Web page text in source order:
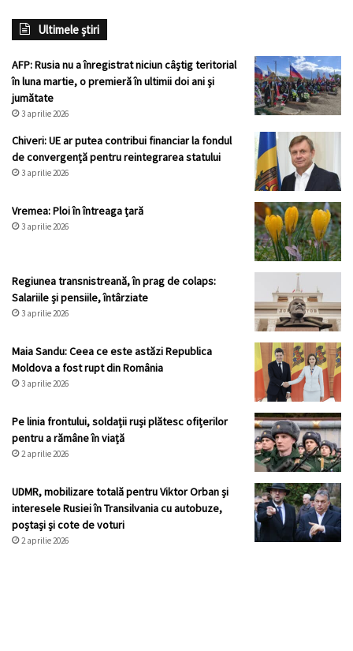
Ultimele știri
AFP: Rusia nu a înregistrat niciun câştig teritorial
în luna martie, o premieră în ultimii doi ani şi
jumătate
3 aprilie 2026
Chiveri: UE ar putea contribui financiar la fondul
de convergență pentru reintegrarea statului
3 aprilie 2026
Vremea: Ploi în întreaga țară
3 aprilie 2026
Regiunea transnistreană, în prag de colaps:
Salariile și pensiile, întârziate
3 aprilie 2026
Maia Sandu: Ceea ce este astăzi Republica
Moldova a fost rupt din România
3 aprilie 2026
Pe linia frontului, soldații ruși plătesc ofițerilor
pentru a rămâne în viață
2 aprilie 2026
UDMR, mobilizare totală pentru Viktor Orban și
interesele Rusiei în Transilvania cu autobuze,
poștași și cote de voturi
2 aprilie 2026